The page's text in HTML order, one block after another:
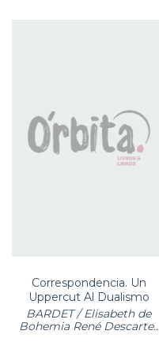
Correspondencia. Un
Uppercut Al Dualismo
BARDET / Elisabeth de
Bohemia René Descartes